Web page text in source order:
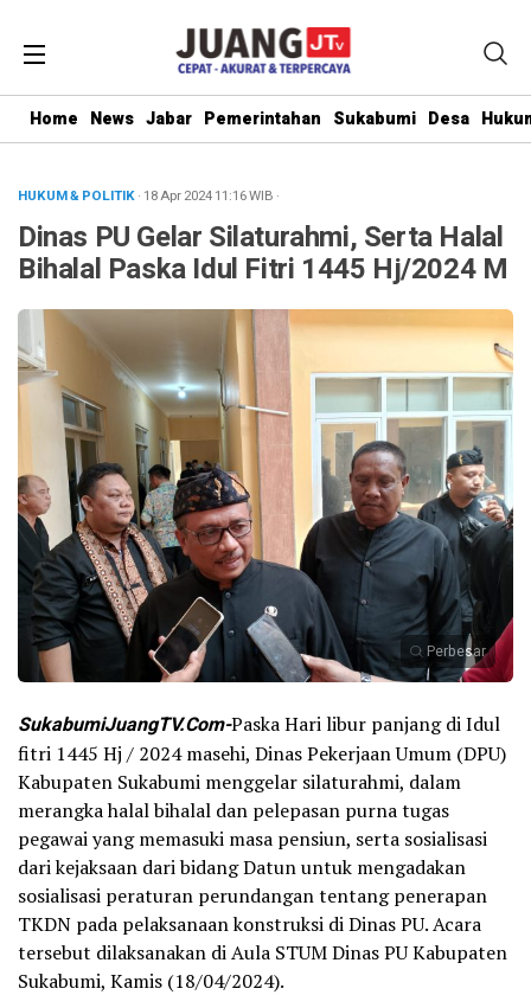
Home News Jabar Pemerintahan Sukabumi Desa
HUKUM & POLITIK· 18 Apr 202411:16WIB ·
Dinas PU Gelar Silaturahmi, Serta Halal
Bihalal Paska Idul Fitri 1445 Hj/2024 M
Perbesar
SukabumiJuangTV.Com-Paska Hari libur panjang di Idul
fitri 1445 Hj / 2024 masehi, Dinas Pekerjaan Umum (DPU)
Kabupaten Sukabumi menggelar silaturahmi, dalam
merangka halal bihalal dan pelepasan purna tugas
pegawai yang memasuki masa pensiun, serta sosialisasi
dari kejaksaan dari bidang Datun untuk mengadakan
sosialisasi peraturan perundangan tentang penerapan
TKDN pada pelaksanaan konstruksi di Dinas PU. Acara
tersebut dilaksanakan di Aula STUM Dinas PU Kabupaten
Sukabumi, Kamis (18/04/2024).